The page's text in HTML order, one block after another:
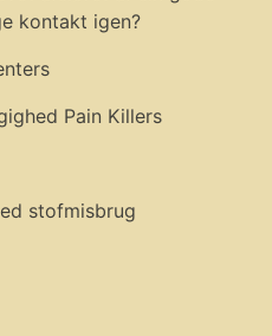
kontakt igen?
Pain Killers
stofmisbrug